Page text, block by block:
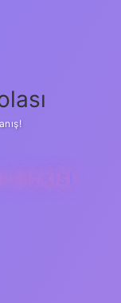
BITKISI